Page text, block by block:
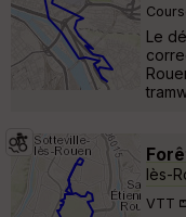
Le
lès-
VTT